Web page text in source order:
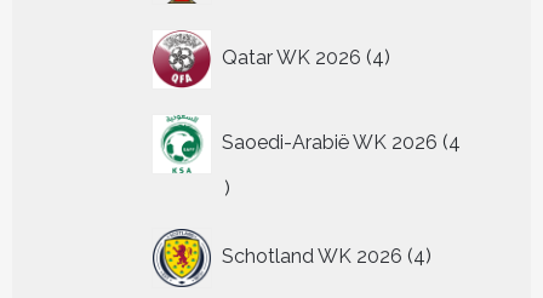
Qatar WK 2026 4
producten
Saoedi-Arabië WK 2026 4
4
Schotland WK 2026 4
producten